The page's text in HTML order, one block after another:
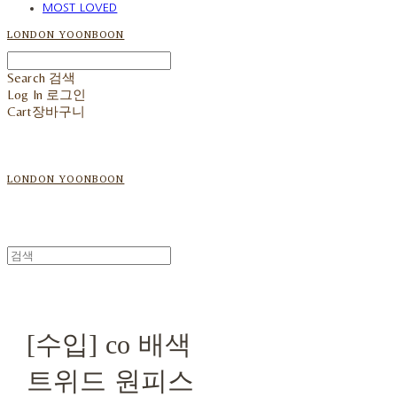
MOST LOVED
LONDON YOONBOON
Search 검색
Log In 로그인
Cart장바구니
LONDON YOONBOON
[수입] co 배색
트위드 원피스